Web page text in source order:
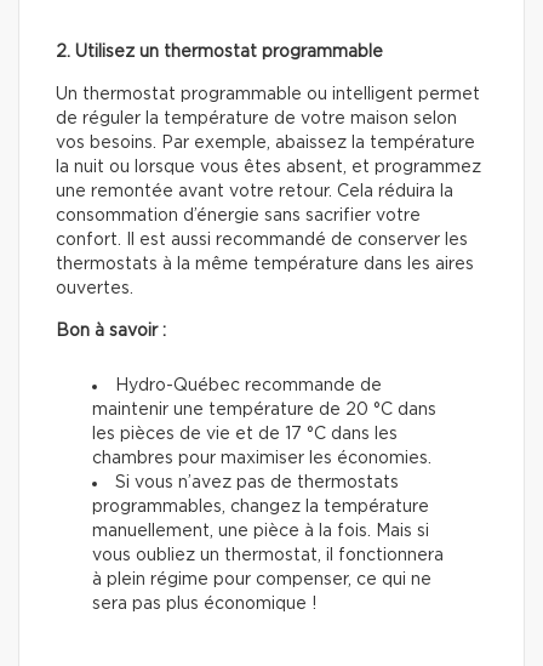
2. Utilisez un thermostat programmable
Un thermostat programmable ou intelligent permet
de réguler la température de votre maison selon
vos besoins. Par exemple, abaissez la température
la nuit ou lorsque vous êtes absent, et programmez
une remontée avant votre retour. Cela réduira la
consommation d’énergie sans sacrifier votre
confort. Il est aussi recommandé de conserver les
thermostats à la même température dans les aires
ouvertes.
Bon à savoir :
Hydro-Québec recommande de
maintenir une température de 20 °C dans
les pièces de vie et de 17 °C dans les
chambres pour maximiser les économies.
Si vous n’avez pas de thermostats
programmables, changez la température
manuellement, une pièce à la fois. Mais si
vous oubliez un thermostat, il fonctionnera
à plein régime pour compenser, ce qui ne
sera pas plus économique !